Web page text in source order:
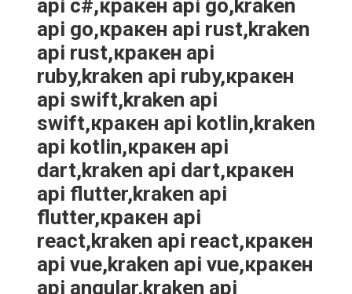
api c#,кракен api go,kraken
api go,кракен api rust,kraken
api rust,кракен api
ruby,kraken api ruby,кракен
api swift,kraken api
swift,кракен api kotlin,kraken
api kotlin,кракен api
dart,kraken api dart,кракен
api flutter,kraken api
flutter,кракен api
react,kraken api react,кракен
api vue,kraken api vue,кракен
api angular,kraken api